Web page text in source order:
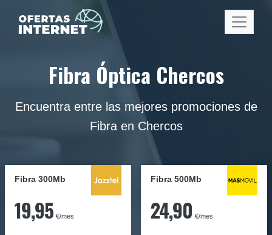
Fibra Óptica Chercos
Encuentra entre las mejores promociones de
Fibra en Chercos
Fibra 300Mb
19,95 €/mes
Fibra 500Mb
24,90 €/mes